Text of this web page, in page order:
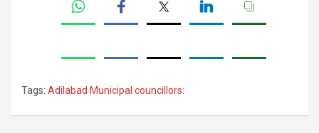
Tags: Adilabad Municipal councillors: